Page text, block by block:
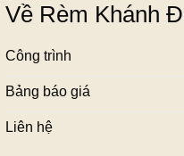
Về Rèm Khánh
Công trình
Bảng báo giá
Liên hệ